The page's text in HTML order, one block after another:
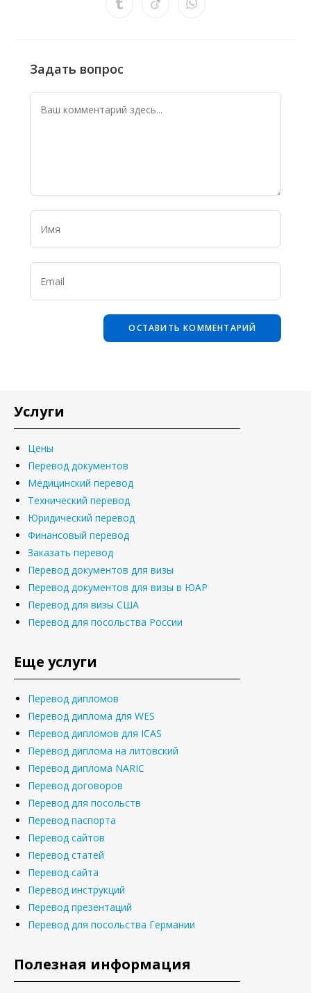
Задать вопрос
Услуги
Цены
Перевод документов
Медицинский перевод
Технический перевод
Юридический перевод
Финансовый перевод
Заказать перевод
Перевод документов для визы
Перевод документов для визы в ЮАР
Перевод для визы США
Перевод для посольства России
Еще услуги
Перевод дипломов
Перевод диплома для WES
Перевод дипломов для ICAS
Перевод диплома на литовский
Перевод диплома NARIC
Перевод договоров
Перевод для посольств
Перевод паспорта
Перевод сайтов
Перевод статей
Перевод сайта
Перевод инструкций
Перевод презентаций
Перевод для посольства Германии
Полезная информация